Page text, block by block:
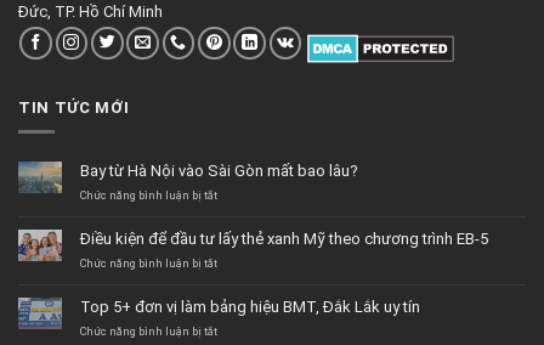
Đức, TP. Hồ Chí Minh
TIN TỨC MỚI
Bay từ Hà Nội vào Sài Gòn mất bao lâu?
Chức năng bình luận bị tắtở
Hà
Nội
Sài
Gòn
mất
Điều kiện để đầu tư lấy thẻ xanh Mỹ theo chương trình EB-5
Chức năng bình luận bị tắtở
kiện
để
đầu
Top 5+ đơn vị làm bảng hiệu BMT, Đắk Lắk uy tín
Chức năng bình luận bị tắtở